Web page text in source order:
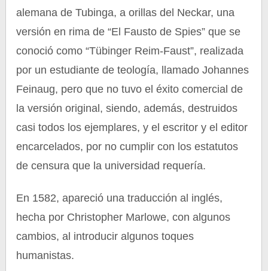
alemana de Tubinga, a orillas del Neckar, una
versión en rima de “El Fausto de Spies” que se
conoció como “Tübinger Reim-Faust”, realizada
por un estudiante de teología, llamado Johannes
Feinaug, pero que no tuvo el éxito comercial de
la versión original, siendo, además, destruidos
casi todos los ejemplares, y el escritor y el editor
encarcelados, por no cumplir con los estatutos
de censura que la universidad requería.
En 1582, apareció una traducción al inglés,
hecha por Christopher Marlowe, con algunos
cambios, al introducir algunos toques
humanistas.